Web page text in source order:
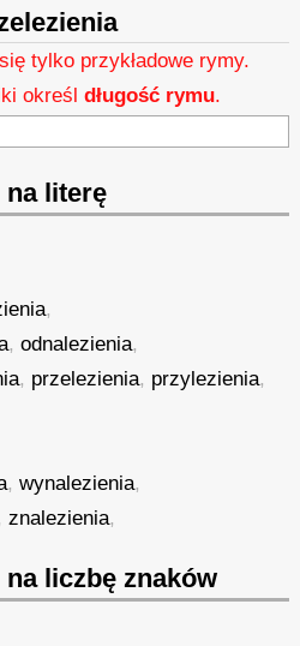
tylko przykładowe rymy.
określdługość rymu.
na literę
,
,odnalezienia,
, przelezienia, przylezienia,
,wynalezienia,
znalezienia,
na liczbę znaków